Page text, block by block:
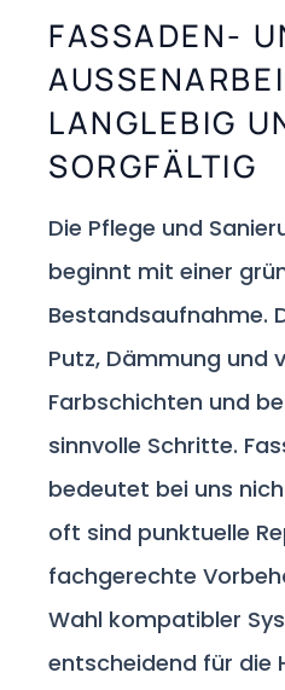
FASSADEN-
ANGLEBIG
ORGFÄLTIG
Die Pflege und
beginnt mit einer
Bestandsaufnahme.
Putz, Dämmung und
Farbschichten und
sinnvolle Schritte.
bedeutet bei uns
oft sind punktuelle
fachgerechte
Wahl kompatibler
entscheidend für die